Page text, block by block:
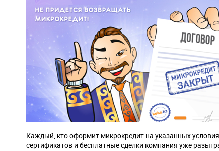
Каждый, кто оформит микрокредит на указанных
сертификатов и бесплатные сделки компания уже